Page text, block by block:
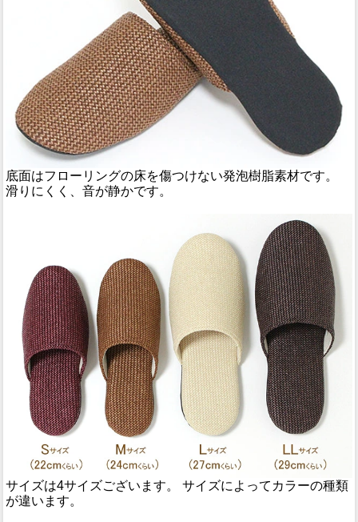
底面はフローリングの床を傷つけない発泡樹脂素材です。
滑りにくく、音が静かです。
サイズは4サイズございます。 サイズによってカラーの種類
が違います。